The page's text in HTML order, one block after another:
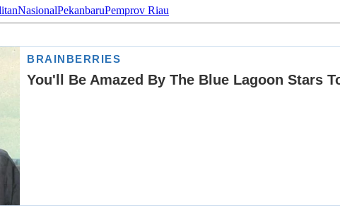
NasionalPekanbaruPemprov Riau